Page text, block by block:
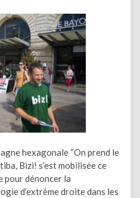
hexagonale “On prend le
Bizi! s’est mobilisée ce
pour dénoncer la
d’extrême droite dans les